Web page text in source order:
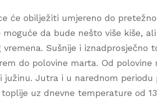
će obilježiti umjereno do
da bude nešto više kiše,
vremena. Sušnije i iznadprosječno
do polovine marta. Od
južinu. Jutra i u narednom
uz dnevne temperature od 13